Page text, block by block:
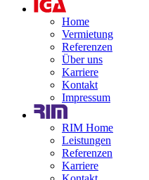
Home
Vermietung
Referenzen
Über uns
Karriere
Kontakt
Impressum
RIM Home
Leistungen
Referenzen
Karriere